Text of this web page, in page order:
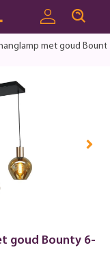
met goud
goud Bounty 6-